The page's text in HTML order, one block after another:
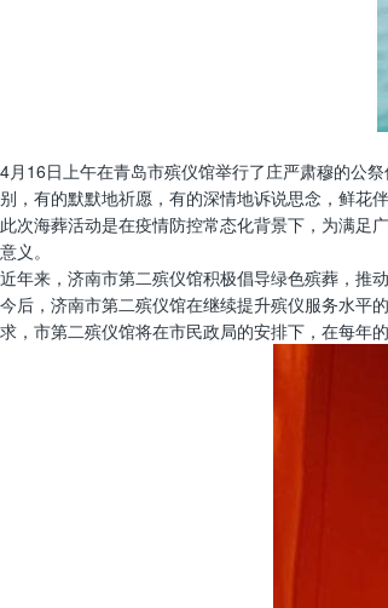
4月16日上午在青岛市殡仪馆举行了庄严肃穆的公
别，有的默默地祈愿，有的深情地诉说思念，鲜花
此次海葬活动是在疫情防控常态化背景下，为满足
意义。
近年来，济南市第二殡仪馆积极倡导绿色殡葬，推
今后，济南市第二殡仪馆在继续提升殡仪服务水平
求，市第二殡仪馆将在市民政局的安排下，在每年